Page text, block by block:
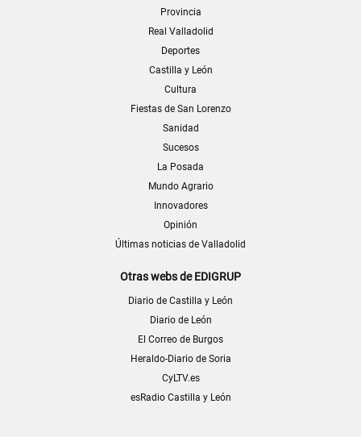
Provincia
Real Valladolid
Deportes
Castilla y León
Cultura
Fiestas de San Lorenzo
Sanidad
Sucesos
La Posada
Mundo Agrario
Innovadores
Opinión
Últimas noticias de Valladolid
Otras webs de EDIGRUP
Diario de Castilla y León
Diario de León
El Correo de Burgos
Heraldo-Diario de Soria
CyLTV.es
esRadio Castilla y León